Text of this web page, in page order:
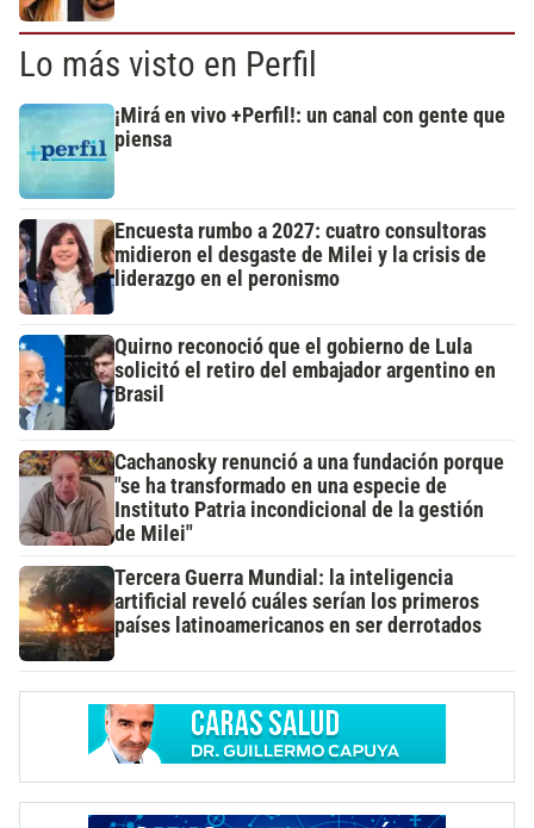
Lo más visto en Perfil
¡Mirá en vivo +Perfil!: un canal con gente que
piensa
Encuesta rumbo a 2027: cuatro consultoras
midieron el desgaste de Milei y la crisis de
liderazgo en el peronismo
Quirno reconoció que el gobierno de Lula
solicitó el retiro del embajador argentino en
Brasil
Cachanosky renunció a una fundación porque
"se ha transformado en una especie de
Instituto Patria incondicional de la gestión
de Milei"
Tercera Guerra Mundial: la inteligencia
artificial reveló cuáles serían los primeros
países latinoamericanos en ser derrotados